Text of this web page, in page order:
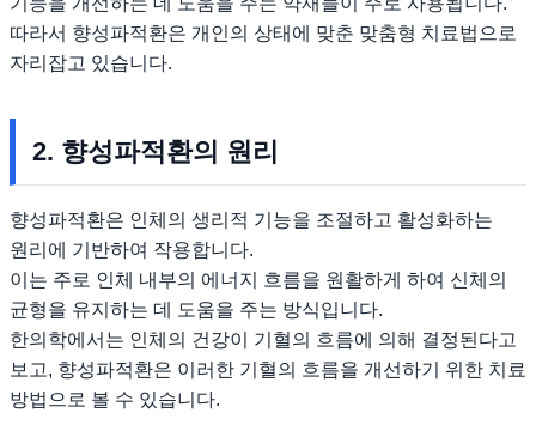
따라서 향성파적환은 개인의 상태에 맞춘 맞춤형 치료법으로
자리잡고 있습니다.
2. 향성파적환의 원리
향성파적환은 인체의 생리적 기능을 조절하고 활성화하는
원리에 기반하여 작용합니다.
이는 주로 인체 내부의 에너지 흐름을 원활하게 하여 신체의
균형을 유지하는 데 도움을 주는 방식입니다.
한의학에서는 인체의 건강이 기혈의 흐름에 의해 결정된다고
보고, 향성파적환은 이러한 기혈의 흐름을 개선하기 위한 치료
방법으로 볼 수 있습니다.